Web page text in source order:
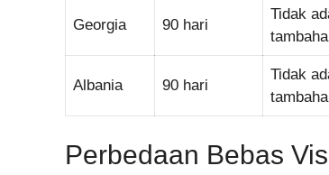
Georgia 90 hari
Tidak
Albania 90 hari
Tidak
Perbedaan Bebas